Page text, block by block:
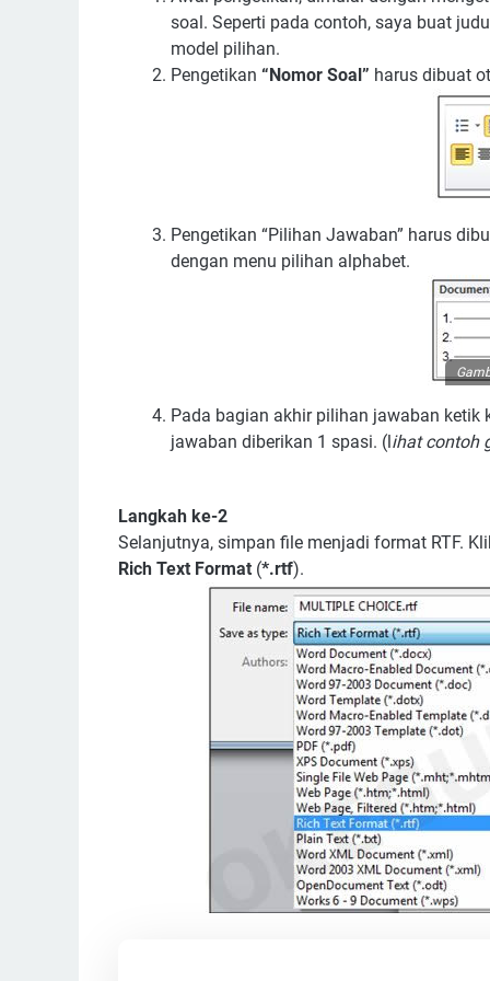
soal. Seperti pada contoh, saya buat
model pilihan.
Pengetikan “Nomor Soal” harus dibuat
Pengetikan “Pilihan Jawaban” harus
dengan menu pilihan alphabet.
Pada bagian akhir pilihan jawaban ketik
jawaban diberikan 1 spasi. (lihat contoh
Langkah ke-2
Selanjutnya, simpan file menjadi format RTF.
Rich Text Format (*.rtf).